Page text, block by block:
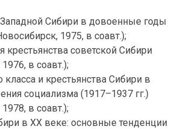
Западной Сибири в довоенные годы
1975, в соавт.);
крестьянства советской Сибири
в соавт.);
и крестьянства Сибири в
социализма (1917–1937 гг.)
в соавт.);
в XX веке: основные тенденции